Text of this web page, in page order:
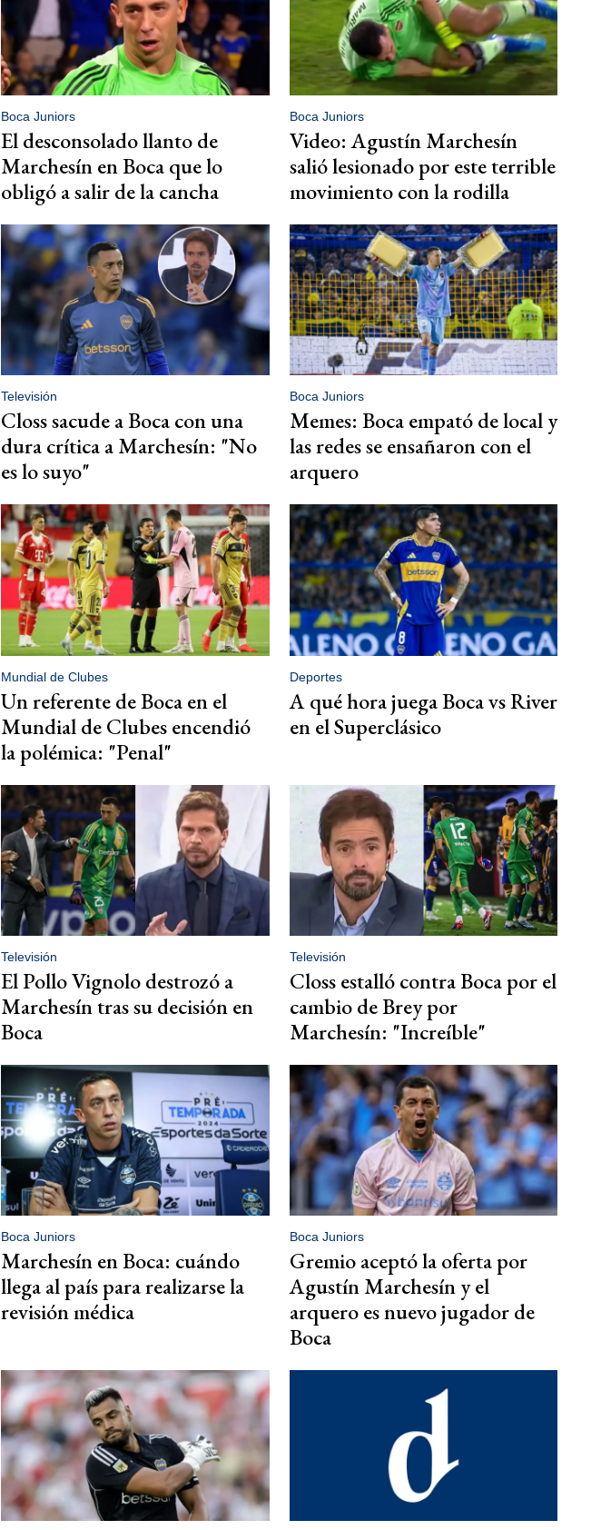
Boca Juniors
El desconsolado llanto de
Marchesín en Boca que lo
obligó a salir de la cancha
Boca Juniors
Video: Agustín Marchesín
salió lesionado por este terrible
movimiento con la rodilla
Televisión
Closs sacude a Boca con una
dura crítica a Marchesín: "No
es lo suyo"
Boca Juniors
Memes: Boca empató de local y
las redes se ensañaron con el
arquero
Mundial de Clubes
Un referente de Boca en el
Mundial de Clubes encendió
la polémica: "Penal"
Deportes
A qué hora juega Boca vs River
en el Superclásico
Televisión
El Pollo Vignolo destrozó a
Marchesín tras su decisión en
Boca
Televisión
Closs estalló contra Boca por el
cambio de Brey por
Marchesín: "Increíble"
Boca Juniors
Marchesín en Boca: cuándo
llega al país para realizarse la
revisión médica
Boca Juniors
Gremio aceptó la oferta por
Agustín Marchesín y el
arquero es nuevo jugador de
Boca